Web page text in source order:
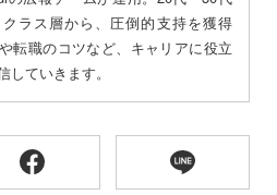
ラス層から、圧倒的支持を獲得
転職のコツなど、キャリアに役立
していきます。